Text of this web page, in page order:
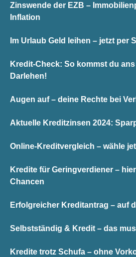
Zinswende der EZB –
Inflation
Im Urlaub Geld leihen – jetzt per
Kredit-Check: So kommst du
Darlehen!
Augen auf – deine Rechte bei
Aktuelle Kreditzinsen 2024:
Online-Kreditvergleich – wähle
Kredite für Geringverdiener –
Chancen
Erfolgreicher Kreditantrag – auf
Selbstständig & Kredit – das
Kredite trotz Schufa – ohne